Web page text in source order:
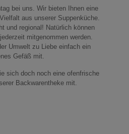
bei uns. Wir bieten Ihnen eine
aus unserer Suppenküche.
und regional! Natürlich können
mitgenommen werden.
Umwelt zu Liebe einfach ein
Gefäß mit.
sich doch noch eine ofenfrische
Backwarentheke mit.